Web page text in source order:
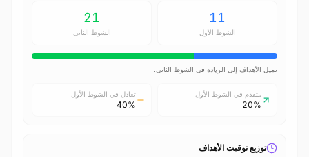
11
الشوط الأول
21
الشوط الثاني
تميل الأهداف إلى الزيادة في الشوط الثاني.
متقدم في الشوط الأول
20%
تعادل في الشوط الأول
40%
توزيع توقيت الأهداف